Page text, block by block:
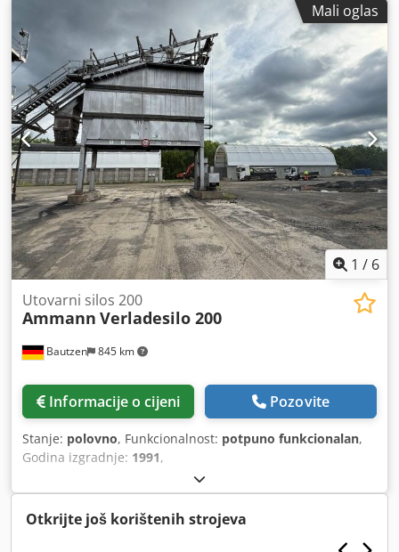
Mali oglas
1 / 6
Bautzen 845 km
Utovarni silos 200
Ammann Verladesilo 200
Informacije o cijeni Pozovite
Stanje: polovno, Funkcionalnost: potpuno funkcionalan,
Godina izgradnje: 1991,
Otkrijte još korištenih strojeva